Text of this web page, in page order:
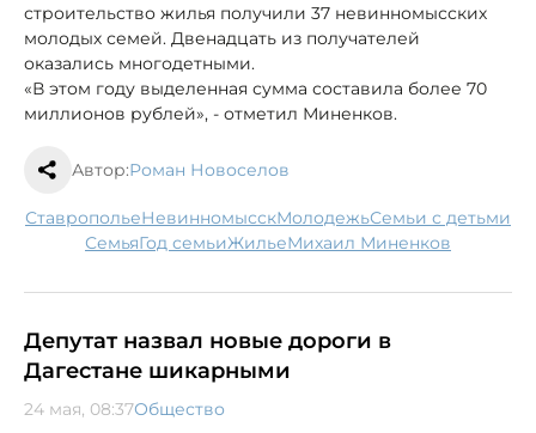
строительство жилья получили 37 невинномысских
молодых семей. Двенадцать из получателей
оказались многодетными.
«В этом году выделенная сумма составила более 70
миллионов рублей», - отметил Миненков.
Автор:Роман Новоселов
Ставрополье Невинномысск молодежь семьи с детьми
семья Год семьи жилье Михаил Миненков
Депутат назвал новые дороги в
Дагестане шикарными
24 мая, 08:37Общество